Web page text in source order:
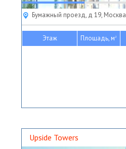
Бумажный проезд, д 19, Москва
Этаж Площадь, м2
Upside Towers